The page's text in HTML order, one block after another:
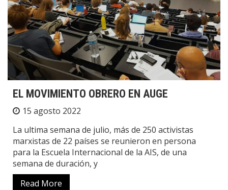
EL MOVIMIENTO OBRERO EN AUGE
15 agosto 2022
La ultima semana de julio, más de 250 activistas
marxistas de 22 países se reunieron en persona
para la Escuela Internacional de la AIS, de una
semana de duración, y
Read More